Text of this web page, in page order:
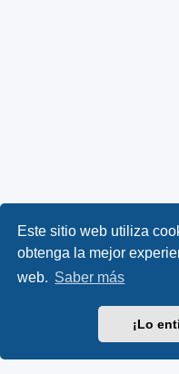
Este sitio web utiliza
obtenga la mejor
web. Saber más
¡Lo